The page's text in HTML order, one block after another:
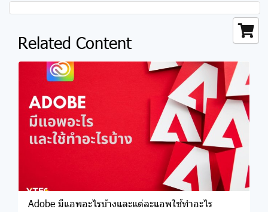
Related Content
Adobe มีแอพอะไรบ้างและแต่ละแอพใช้ทำอะไร